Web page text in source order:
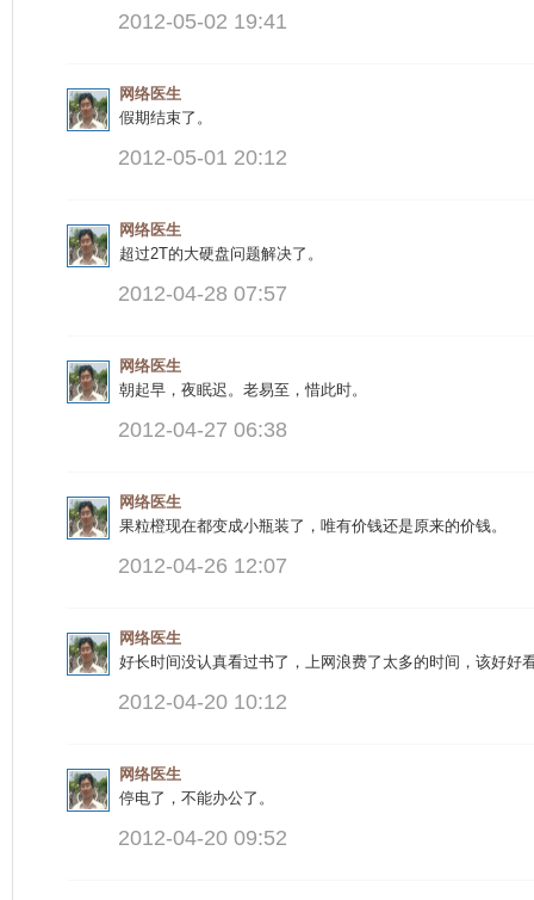
2012-05-02 19:41
网络医生
假期结束了。
2012-05-01 20:12
网络医生
超过2T的大硬盘问题解决了。
2012-04-28 07:57
网络医生
朝起早，夜眠迟。老易至，惜此时。
2012-04-27 06:38
网络医生
果粒橙现在都变成小瓶装了，唯有价钱还是原来的价钱。
2012-04-26 12:07
网络医生
好长时间没认真看过书了，上网浪费了太多的时间，该好好
2012-04-20 10:12
网络医生
停电了，不能办公了。
2012-04-20 09:52